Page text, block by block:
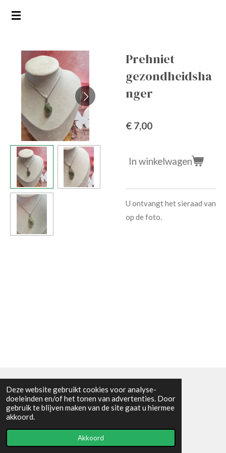
Deze website gebruikt cookies voor analyse-
doeleinden en/of het tonen van advertenties. Door
gebruik te blijven maken van de site gaat u hiermee
akkoord.
Akkoord
Ga
hoofdinhoud
Prehniet
gezondheidsha
nger
€ 7,00
In winkelwagen
U ontvangt het sieraad van
op de foto.
Algemene voorwaarden
© 2021 - RC en mineralenshop Het vlinderpad